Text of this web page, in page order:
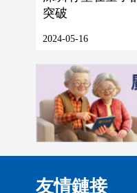
突破
2024-05-16
友情鏈接